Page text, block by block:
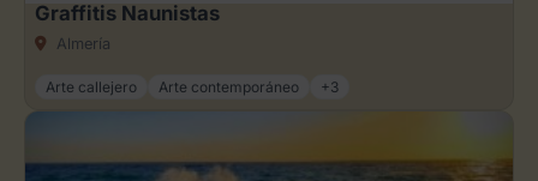
Graffitis Naunistas
Almería
Arte callejero Arte contemporáneo +3